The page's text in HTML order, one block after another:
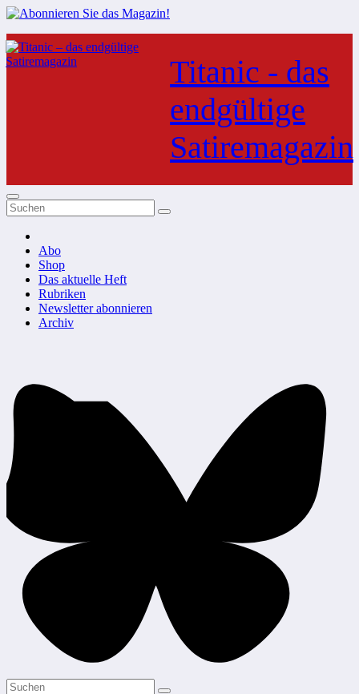
Zum
Inhalt
springen
Titanic - das
endgültige
Satiremagazin
Abo
Shop
Das aktuelle Heft
Rubriken
Newsletter abonnieren
Archiv